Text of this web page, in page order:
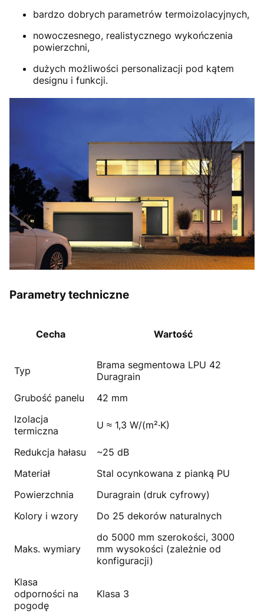
bardzo dobrych parametrów termoizolacyjnych,
nowoczesnego, realistycznego wykończenia
powierzchni,
dużych możliwości personalizacji pod kątem
designu i funkcji.
Parametry techniczne
Cecha Wartość
Typ
Brama segmentowa LPU 42
Duragrain
Grubość panelu
42 mm
Izolacja
termiczna
U ≈ 1,3 W/(m²·K)
Redukcja hałasu
~25 dB
Materiał
Stal ocynkowana z pianką PU
Powierzchnia
Duragrain (druk cyfrowy)
Kolory i wzory
Do 25 dekorów naturalnych
Maks. wymiary
do 5000 mm szerokości, 3000
mm wysokości (zależnie od
konfiguracji)
Klasa
odporności na
pogodę
Klasa 3